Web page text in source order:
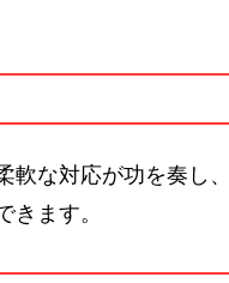
軟な対応が功を奏し
きます。